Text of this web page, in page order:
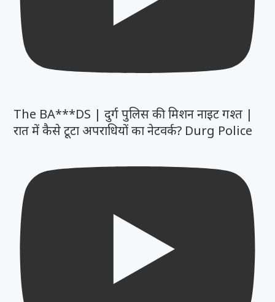
The BA***DS | दुर्ग पुलिस की मिशन नाइट गश्त |
रात में कैसे टूटा अपराधियों का नेटवर्क? Durg Police